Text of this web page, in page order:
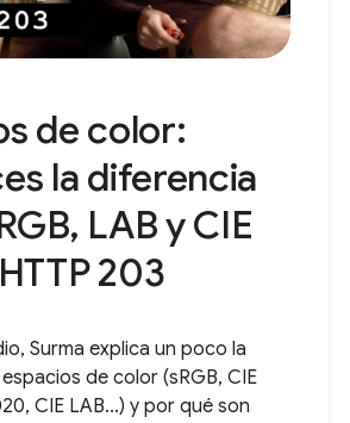
de color:
la diferencia
LAB y CIE
203
Surma explica un poco la
de color (sRGB, CIE
CIE LAB...) y por qué son